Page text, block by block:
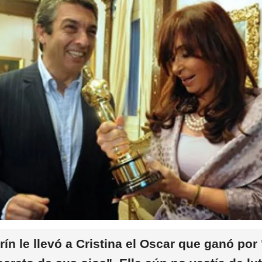
le llevó a Cristina el Oscar que ganó por